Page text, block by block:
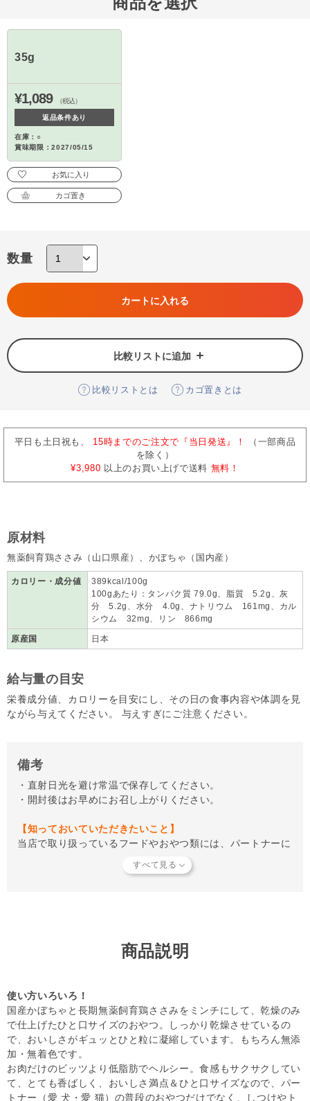
35g
¥1,089 （税込）
返品条件あり
在庫：○
賞味期限：2027/05/15
お気に入り
カゴ置き
数量
カートに入れる
比較リストに追加
比較リストとは カゴ置きとは
平日も土日祝も、 15時までのご注文で『当日発送』！
（一部商品
を除く）
¥3,980 以上のお買い上げで送料 無料！
原材料
無薬飼育鶏ささみ（山口県産）、かぼちゃ（国内産）
カロリー・成分値
389kcal/100g
100gあたり：タンパク質 79.0g、脂質 5.2g、灰
分 5.2g、水分 4.0g、ナトリウム 161mg、カル
シウム 32mg、リン 866mg
原産国 日本
給与量の目安
栄養成分値、カロリーを目安にし、その日の食事内容や体調を見
ながら与えてください。 与えすぎにご注意ください。
備考
・直射日光を避け常温で保存してください。
・開封後はお早めにお召し上がりください。
【知っておいていただきたいこと】
当店で取り扱っているフードやおやつ類には、パートナーに
商品形状のバラつきについて詳しくは
歴からのご注文キャンセル、修正を受け付けることができな
ば、メール・お電話・マイページにてご注文をキャンセルい
ただけます。）
商品説明
使い方いろいろ！
国産かぼちゃと長期無薬飼育鶏ささみをミンチにして、乾燥のみ
で仕上げたひと口サイズのおやつ。しっかり乾燥させているの
で、おいしさがギュッとひと粒に凝縮しています。もちろん無添
加・無着色です。
お肉だけのビッツより低脂肪でヘルシー。食感もサクサクしてい
て、とても香ばしく、おいしさ満点＆ひと口サイズなので、パー
トナー（愛 犬・愛 猫）の普段のおやつだけでなく、しつけやト